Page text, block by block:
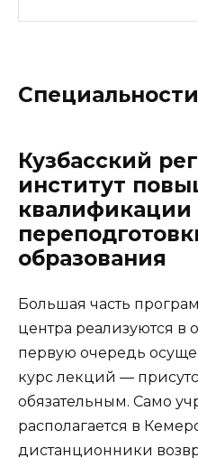
Специальности
Кузбасский
институт
квалификации
образования
Большая часть
центра реализуются в
первую очередь
курс лекций —
обязательным. Само
располагается в
дистанционники